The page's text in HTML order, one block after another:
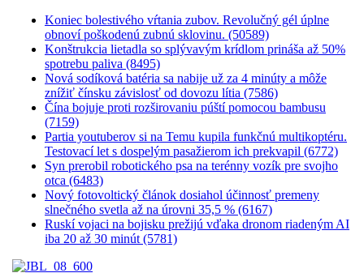
Koniec bolestivého vŕtania zubov. Revolučný gél úplne
obnoví poškodenú zubnú sklovinu. (50589)
Konštrukcia lietadla so splývavým krídlom prináša až 50%
spotrebu paliva (8495)
Nová sodíková batéria sa nabije už za 4 minúty a môže
znížiť čínsku závislosť od dovozu lítia (7586)
Čína bojuje proti rozširovaniu púští pomocou bambusu
(7159)
Partia youtuberov si na Temu kupila funkčnú multikoptéru.
Testovací let s dospelým pasažierom ich prekvapil (6772)
Syn prerobil robotického psa na terénny vozík pre svojho
otca (6483)
Nový fotovoltický článok dosiahol účinnosť premeny
slnečného svetla až na úrovni 35,5 % (6167)
Ruskí vojaci na bojisku prežijú vďaka dronom riadeným AI
iba 20 až 30 minút (5781)